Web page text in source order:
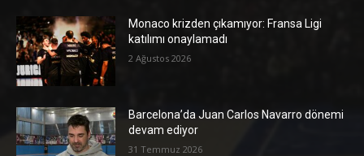
Monaco krizden çıkamıyor: Fransa Ligi
katılımı onaylamadı
2 Ağustos 2026
Barcelona’da Juan Carlos Navarro dönemi
devam ediyor
31 Temmuz 2026